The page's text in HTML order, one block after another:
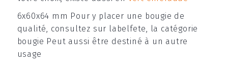
6x60x64 mm Pour y placer une bougie de
qualité, consultez sur labelfete, la catégorie
bougie Peut aussi être destiné à un autre
usage